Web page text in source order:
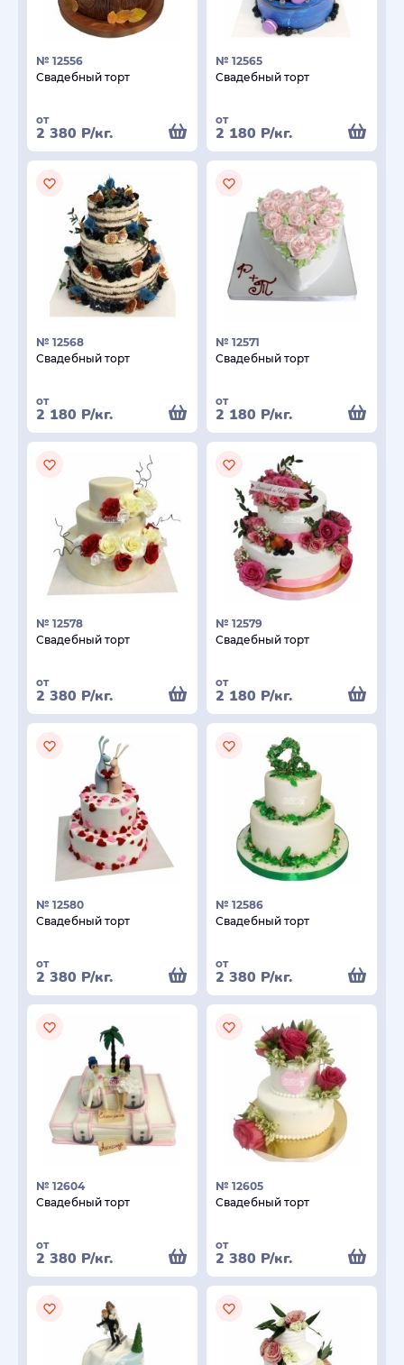
№ 12556
Свадебный торт
от
2 380 Р/кг.
№ 12565
Свадебный торт
от
2 180 Р/кг.
№ 12568
Свадебный торт
от
2 180 Р/кг.
№ 12571
Свадебный торт
от
2 180 Р/кг.
№ 12578
Свадебный торт
от
2 380 Р/кг.
№ 12579
Свадебный торт
от
2 180 Р/кг.
№ 12580
Свадебный торт
от
2 380 Р/кг.
№ 12586
Свадебный торт
от
2 380 Р/кг.
№ 12604
Свадебный торт
от
2 380 Р/кг.
№ 12605
Свадебный торт
от
2 380 Р/кг.